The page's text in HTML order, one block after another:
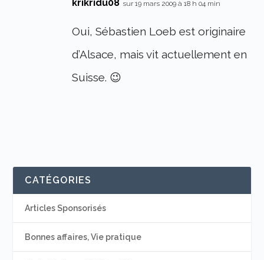
krikridu08 sur 19 mars 2009 à 18 h 04 min
Oui, Sébastien Loeb est originaire
d’Alsace, mais vit actuellement en
Suisse. 😉
CATÉGORIES
Articles Sponsorisés
Bonnes affaires, Vie pratique